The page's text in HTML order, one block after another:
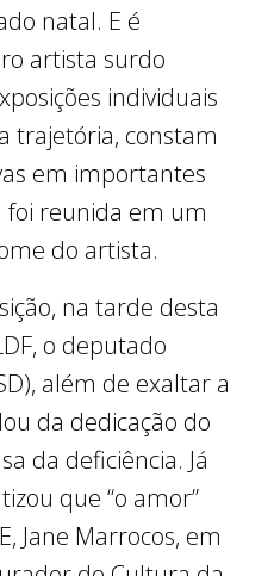
natal. E é
artista surdo
individuais
trajetória, constam
em importantes
foi reunida em um
do artista.
na tarde desta
o deputado
além de exaltar a
da dedicação do
da deficiência. Já
que “o amor”
Jane Marrocos, em